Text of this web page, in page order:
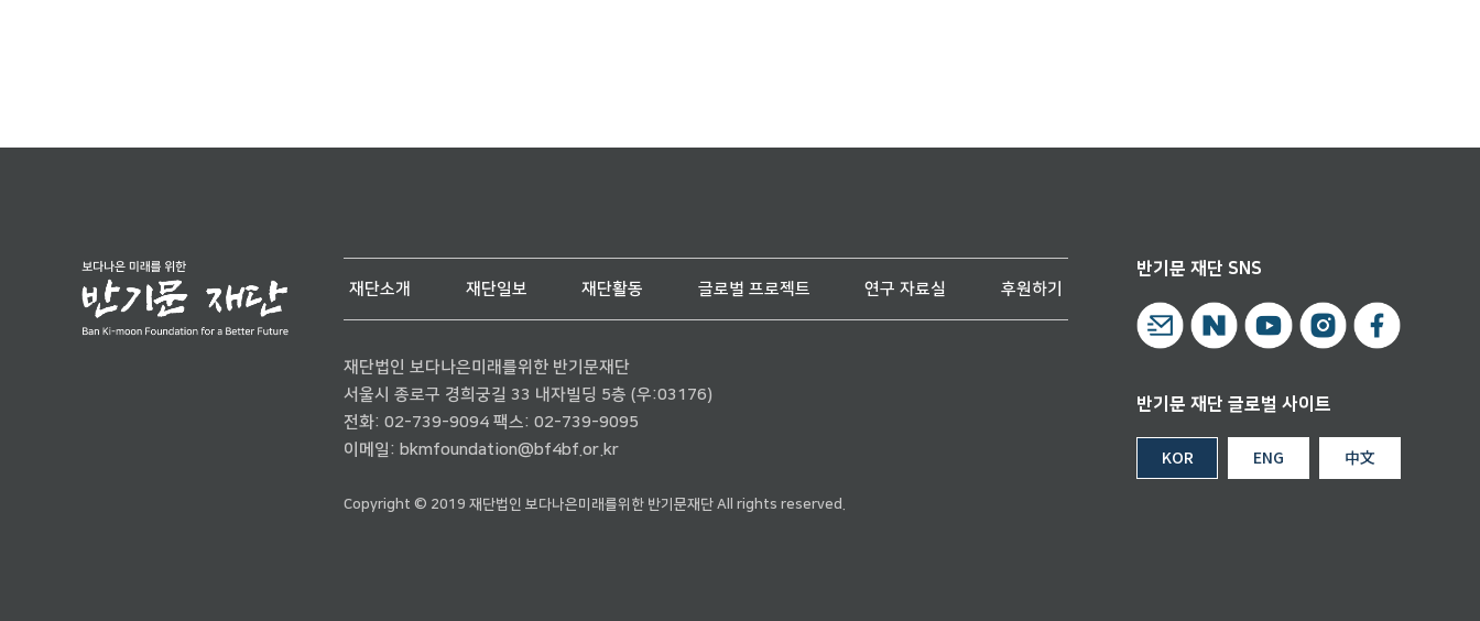
재단소개 재단일보 재단활동 글로벌 프로젝트 연구 자료실 후원하기
재단법인 보다나은미래를위한 반기문재단
서울시 종로구 경희궁길 33 내자빌딩 5층 (우:03176)
전화: 02-739-9094 팩스: 02-739-9095
이메일: bkmfoundation@bf4bf.or.kr
Copyright © 2019 재단법인 보다나은미래를위한 반기문재단 All rights reserved.
반기문 재단 SNS
반기문 재단 글로벌 사이트
KOR ENG 中文